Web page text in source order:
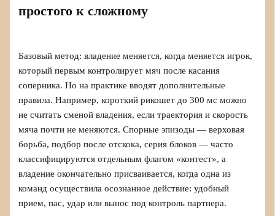
простого к сложному
Базовый метод: владение меняется, когда меняется игрок,
который первым контролирует мяч после касания
соперника. Но на практике вводят дополнительные
правила. Например, короткий рикошет до 300 мс можно
не считать сменой владения, если траектория и скорость
мяча почти не меняются. Спорные эпизоды — верховая
борьба, подбор после отскока, серия блоков — часто
классифицируются отдельным флагом «контест», а
владение окончательно присваивается, когда одна из
команд осуществила осознанное действие: удобный
прием, пас, удар или вынос под контроль партнера.